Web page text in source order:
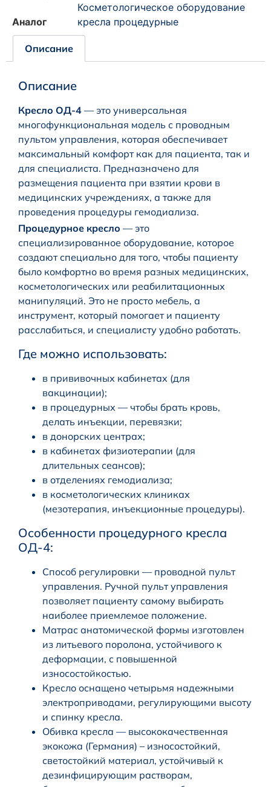
Косметологическое оборудование
Аналог
кресла процедурные
Описание
Описание
Кресло ОД-4 — это универсальная
многофункциональная модель с проводным
пультом управления, которая обеспечивает
максимальный комфорт как для пациента, так и
для специалиста. Предназначено для
размещения пациента при взятии крови в
медицинских учреждениях, а также для
проведения процедуры гемодиализа.
Процедурное кресло — это
специализированное оборудование, которое
создают специально для того, чтобы пациенту
было комфортно во время разных медицинских,
косметологических или реабилитационных
манипуляций. Это не просто мебель, а
инструмент, который помогает и пациенту
расслабиться, и специалисту удобно работать.
Где можно использовать:
в прививочных кабинетах (для
вакцинации);
в процедурных — чтобы брать кровь,
делать инъекции, перевязки;
в донорских центрах;
в кабинетах физиотерапии (для
длительных сеансов);
в отделениях гемодиализа;
в косметологических клиниках
(мезотерапия, инъекционные процедуры).
Особенности процедурного кресла
ОД-4:
Способ регулировки — проводной пульт
управления. Ручной пульт управления
позволяет пациенту самому выбирать
наиболее приемлемое положение.
Матрас анатомической формы изготовлен
из литьевого поролона, устойчивого к
деформации, с повышенной
износостойкостью.
Кресло оснащено четырьмя надежными
электроприводами, регулирующими высоту
и спинку кресла.
Обивка кресла — высококачественная
экокожа (Германия) – износостойкий,
светостойкий материал, устойчивый к
дезинфицирующим растворам,